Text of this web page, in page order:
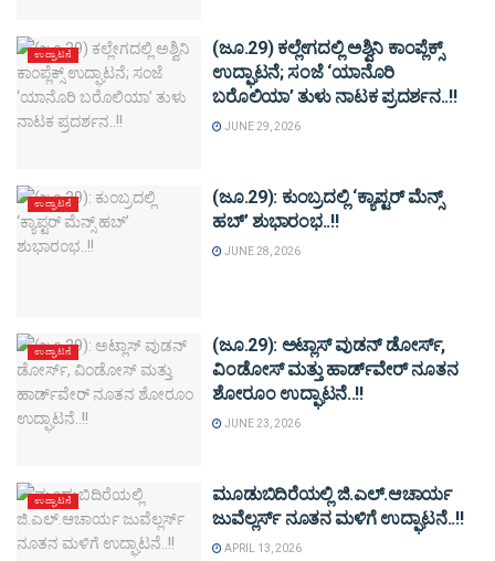
ಉದ್ಘಾಟನೆ
(ಜೂ.29) ಕಲ್ಲೇಗದಲ್ಲಿ ಅಶ್ವಿನಿ ಕಾಂಪ್ಲೆಕ್ಸ್
ಉದ್ಘಾಟನೆ; ಸಂಜೆ ‘ಯಾನೊರಿ
ಬರೊಲಿಯಾ’ ತುಳು ನಾಟಕ ಪ್ರದರ್ಶನ..!!
JUNE 29, 2026
ಉದ್ಘಾಟನೆ
(ಜೂ.29): ಕುಂಬ್ರದಲ್ಲಿ ‘ಕ್ಯಾಪ್ಟರ್ ಮೆನ್ಸ್
ಹಬ್’ ಶುಭಾರಂಭ..!!
JUNE 28, 2026
ಉದ್ಘಾಟನೆ
(ಜೂ.29): ಅಟ್ಲಾಸ್ ವುಡನ್ ಡೋರ್ಸ್,
ವಿಂಡೋಸ್ ಮತ್ತು ಹಾರ್ಡ್‌ವೇರ್ ನೂತನ
ಶೋರೂಂ ಉದ್ಘಾಟನೆ..!!
JUNE 23, 2026
ಉದ್ಘಾಟನೆ
ಮೂಡುಬಿದಿರೆಯಲ್ಲಿ ಜಿ.ಎಲ್.ಆಚಾರ್ಯ
ಜುವೆಲ್ಲರ್ಸ್ ನೂತನ ಮಳಿಗೆ ಉದ್ಘಾಟನೆ..!!
APRIL 13, 2026